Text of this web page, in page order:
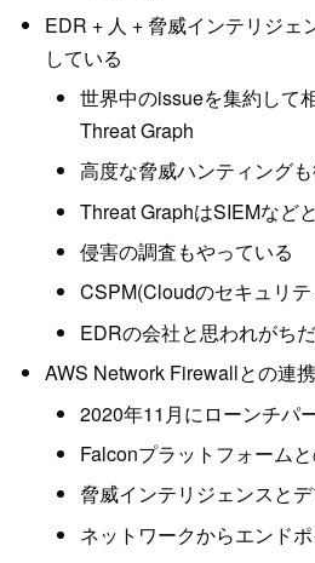
EDR + 人 + 脅威インテリジェ
している
世界中のissueを集約して
Threat Graph
高度な脅威ハンティング
Threat GraphはSIEMなど
侵害の調査もやっている
CSPM(Cloudのセキュリ
EDRの会社と思われがち
AWS Network Firewallとの連携
2020年11月にローンチパ
Falconプラットフォーム
脅威インテリジェンスと
ネットワークからエンド